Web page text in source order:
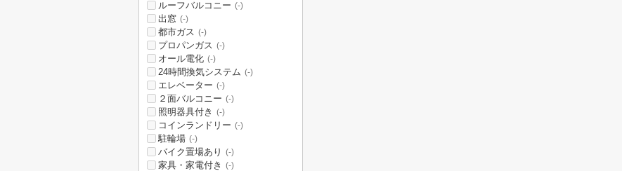
ルーフバルコニー (-)
出窓 (-)
都市ガス (-)
プロパンガス (-)
オール電化 (-)
24時間換気システム (-)
エレベーター (-)
２面バルコニー (-)
照明器具付き (-)
コインランドリー (-)
駐輪場 (-)
バイク置場あり (-)
家具・家電付き (-)